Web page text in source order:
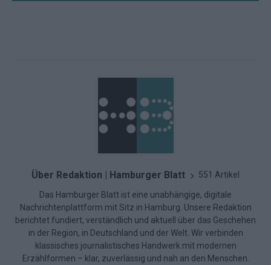
Über Redaktion | Hamburger Blatt 551 Artikel
Das Hamburger Blatt ist eine unabhängige, digitale
Nachrichtenplattform mit Sitz in Hamburg. Unsere Redaktion
berichtet fundiert, verständlich und aktuell über das Geschehen
in der Region, in Deutschland und der Welt. Wir verbinden
klassisches journalistisches Handwerk mit modernen
Erzählformen – klar, zuverlässig und nah an den Menschen.